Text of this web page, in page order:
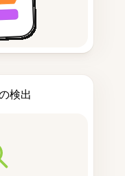
検出